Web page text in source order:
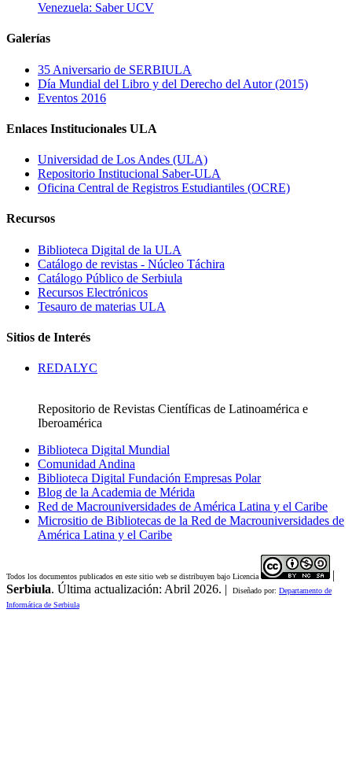
Venezuela: Saber UCV
Galerías
35 Aniversario de SERBIULA
Día Mundial del Libro y del Derecho del Autor (2015)
Eventos 2016
Enlaces Institucionales ULA
Universidad de Los Andes (ULA)
Repositorio Institucional Saber-ULA
Oficina Central de Registros Estudiantiles (OCRE)
Recursos
Biblioteca Digital de la ULA
Catálogo de revistas - Núcleo Táchira
Catálogo Público de Serbiula
Recursos Electrónicos
Tesauro de materias ULA
Sitios de Interés
REDALYC
Repositorio de Revistas Científicas de Latinoamérica e
Iberoamérica
Biblioteca Digital Mundial
Comunidad Andina
Biblioteca Digital Fundación Empresas Polar
Blog de la Academia de Mérida
Red de Macrouniversidades de América Latina y el Caribe
Micrositio de Bibliotecas de la Red de Macrouniversidades de
América Latina y el Caribe
Todos los documentos publicados en este sitio web se distribuyen bajo Licencia
|
Serbiula. Última actualización: Abril 2026. | Diseñado por: Departamento de
Informática de Serbiula